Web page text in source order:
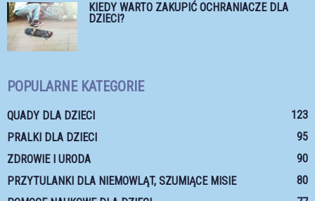
KIEDY WARTO ZAKUPIĆ OCHRANIACZE DLA
DZIECI?
POPULARNE KATEGORIE
QUADY DLA DZIECI
123
PRALKI DLA DZIECI
95
ZDROWIE I URODA
90
PRZYTULANKI DLA NIEMOWLĄT, SZUMIĄCE MISIE
80